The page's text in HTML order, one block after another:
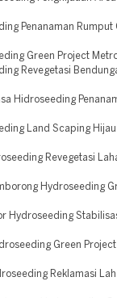
Penanaman Rumput
Green Project
Revegetasi
Hidroseeding
Land Scaping
Revegetasi
Hydroseeding
Hydroseeding
Green Project
Reklamasi